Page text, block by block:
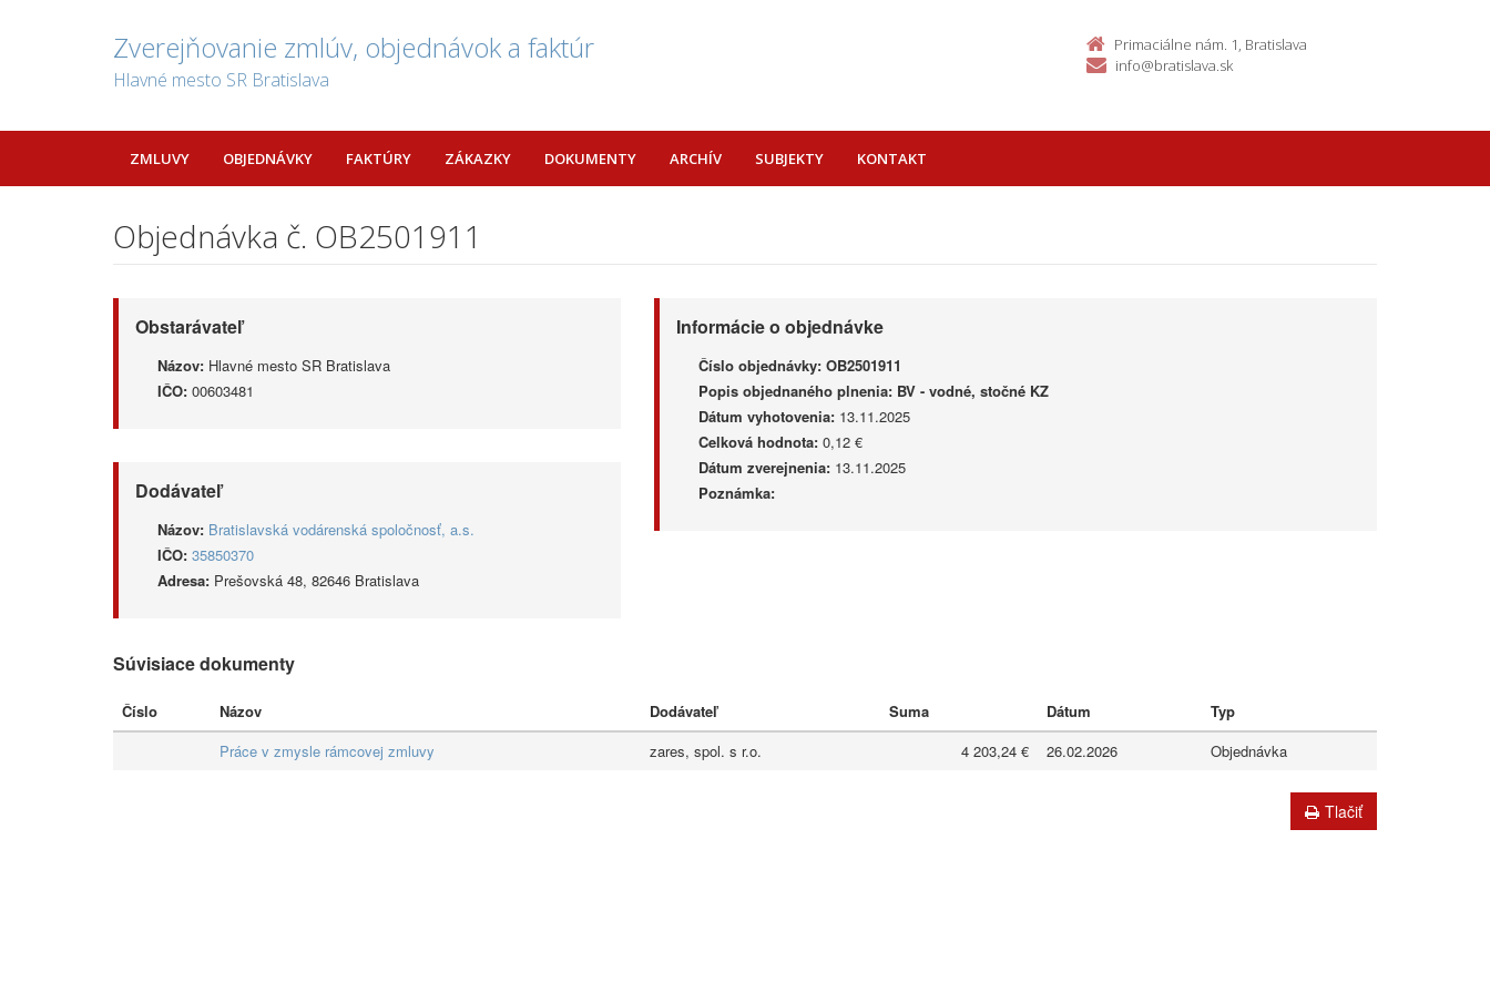
Zverejňovanie zmlúv, objednávok a faktúr
Hlavné mesto SR Bratislava
Primaciálne nám. 1, Bratislava
info@bratislava.sk
ZMLUVY OBJEDNÁVKY FAKTÚRY ZÁKAZKY DOKUMENTY ARCHÍV SUBJEKTY KONTAKT
Objednávka č. OB2501911
Obstarávateľ
Názov: Hlavné mesto SR Bratislava
IČO: 00603481
Dodávateľ
Názov: Bratislavská vodárenská spoločnosť, a.s.
IČO: 35850370
Adresa: Prešovská 48, 82646 Bratislava
Informácie o objednávke
Číslo objednávky: OB2501911
Popis objednaného plnenia: BV - vodné, stočné KZ
Dátum vyhotovenia:13.11.2025
Celková hodnota:0,12 €
Dátum zverejnenia:13.11.2025
Poznámka:
Súvisiace dokumenty
Číslo Názov Dodávateľ Suma Dátum
Typ
Práce v zmysle rámcovej zmluvy
zares, spol. s r.o. 4 203,24 € 26.02.2026 Objednávka
Tlačiť